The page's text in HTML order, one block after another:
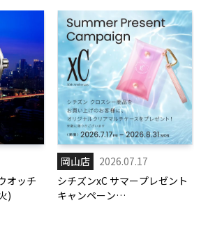
オッチ
)
岡山店
2026.07.17
シチズンxC サマープレゼント
キャンペーン